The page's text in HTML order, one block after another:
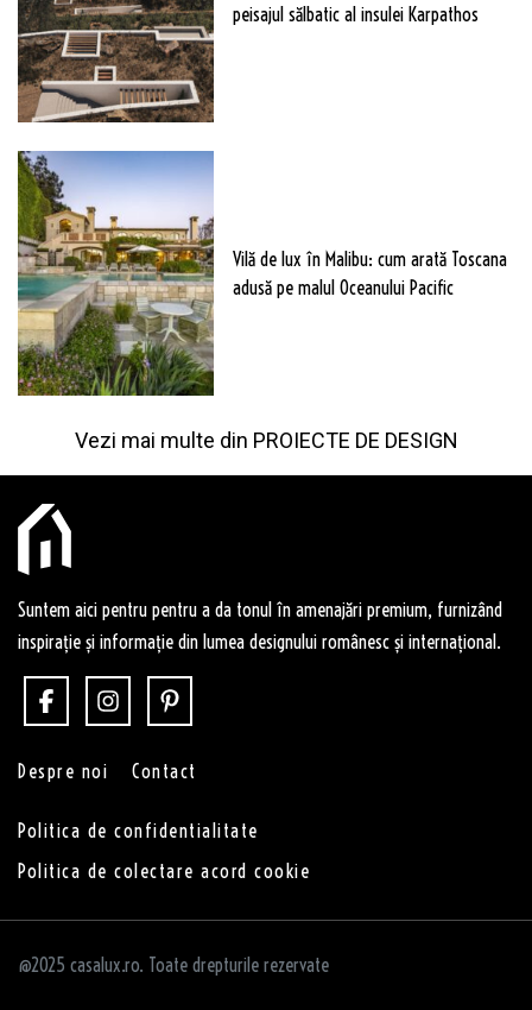
peisajul sălbatic al insulei Karpathos
Vilă de lux în Malibu: cum arată Toscana
adusă pe malul Oceanului Pacific
Vezi mai multe din PROIECTE DE DESIGN
Suntem aici pentru pentru a da tonul în amenajări premium, furnizând
inspirație și informație din lumea designului românesc și internațional.
Despre noi Contact
Politica de confidentialitate
Politica de colectare acord cookie
@2025 casalux.ro. Toate drepturile rezervate